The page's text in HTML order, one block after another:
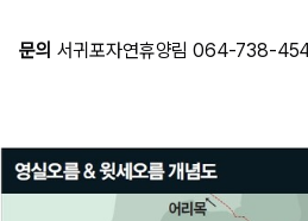
문의 서귀포자연휴양림 064-738-